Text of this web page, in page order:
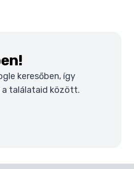
keresőben, így
a találataid között.